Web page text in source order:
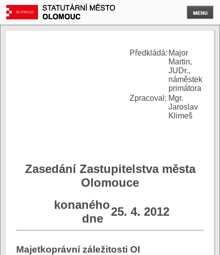
Předkládá: Major
Martin,
JUDr.,
náměstek
primátora
Zpracoval: Mgr.
Jaroslav
Klimeš
Zasedání Zastupitelstva města
Olomouce
konaného
dne
25. 4. 2012
Majetkoprávní záležitosti OI